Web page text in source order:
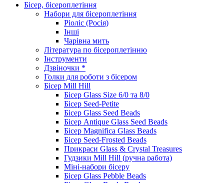
Бісер, бісероплетіння
Набори для бісероплетіння
Ріоліс (Росія)
Інші
Чарівна мить
Література по бісероплетінню
Інструменти
Дзвіночки *
Голки для роботи з бісером
Бісер Mill Hill
Бісер Glass Size 6/0 та 8/0
Бісер Seed-Petite
Бісер Glass Seed Beads
Бісер Antique Glass Seed Beads
Бісер Magnifica Glass Beads
Бісер Seed-Frosted Beads
Прикраси Glass & Crystal Treasures
Гудзики Mill Hill (ручна работа)
Міні-набори бісеру
Бісер Glass Pebble Beads